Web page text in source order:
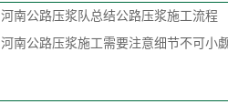
河南公路压浆队总结公路压浆施工流程
河南公路压浆施工需要注意细节不可小觑